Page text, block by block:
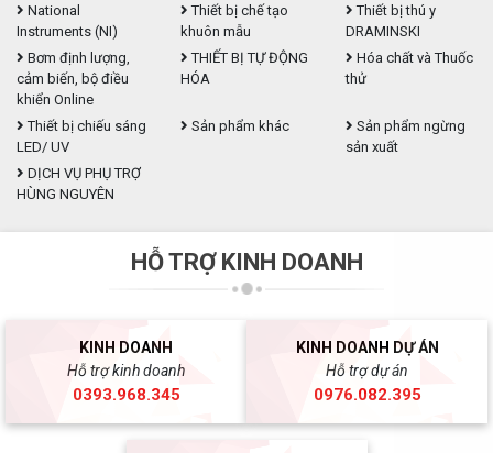
National
Instruments (NI)
Thiết bị chế tạo
khuôn mẫu
Thiết bị thú y
DRAMINSKI
Bơm định lượng,
cảm biến, bộ điều
khiển Online
THIẾT BỊ TỰ ĐỘNG
HÓA
Hóa chất và Thuốc
thử
Thiết bị chiếu sáng
LED/ UV
Sản phẩm khác
Sản phẩm ngừng
sản xuất
DỊCH VỤ PHỤ TRỢ
HÙNG NGUYÊN
HỖ TRỢ KINH DOANH
KINH DOANH
Hỗ trợ kinh doanh
0393.968.345
KINH DOANH DỰ ÁN
Hỗ trợ dự án
0976.082.395